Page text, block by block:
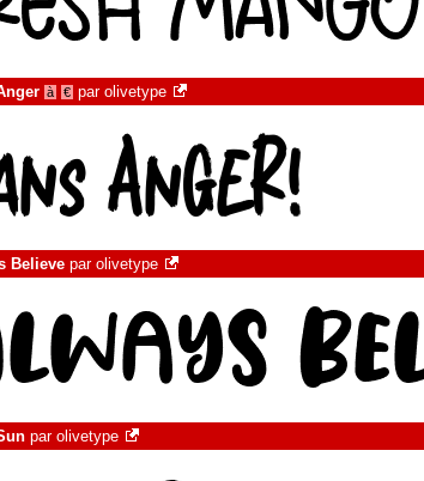
à € par olivetype
Believe par olivetype
par olivetype